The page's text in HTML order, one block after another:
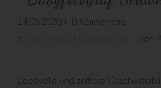
14.05.2020 |
0 Kommentare |
in
, von
Liebevolle und zeitlose